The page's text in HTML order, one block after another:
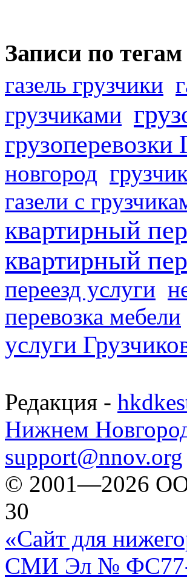
Записи по тегам
газель грузчики
грузчиками
грузоперевозки
новгород
газели с
квартирный
квартирный
переезд услуги
перевозка мебели
услуги
Редакция -
Нижнем
support@nnov.org
© 2001—2026
30
«Сайт для
СМИ Эл № ФС77-